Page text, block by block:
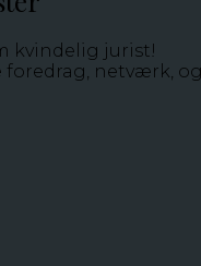
kvindelig jurist!
netværk,